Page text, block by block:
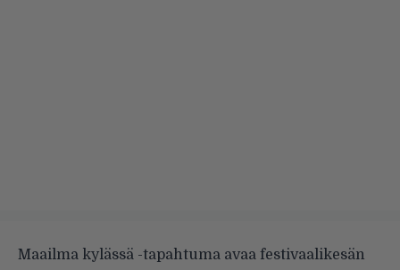
Maailma kylässä -tapahtuma avaa festivaalikesän